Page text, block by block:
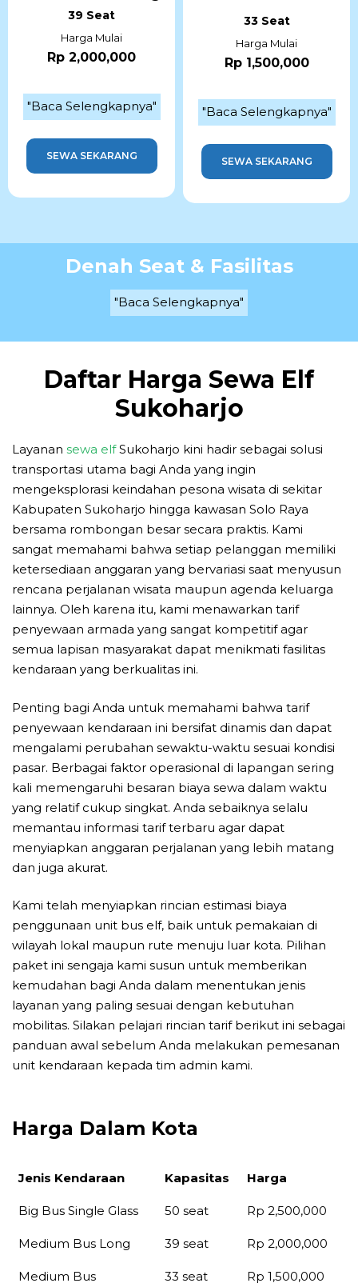
39 Seat
Harga Mulai
Rp 2,000,000
"Baca Selengkapnya"
SEWA SEKARANG
33 Seat
Harga Mulai
Rp 1,500,000
"Baca Selengkapnya"
SEWA SEKARANG
Denah Seat & Fasilitas
"Baca Selengkapnya"
Daftar Harga Sewa Elf
Sukoharjo
Layanan sewa elfSukoharjo kini hadir sebagai solusi
transportasi utama bagi Anda yang ingin
mengeksplorasi keindahan pesona wisata di sekitar
Kabupaten Sukoharjo hingga kawasan Solo Raya
bersama rombongan besar secara praktis. Kami
sangat memahami bahwa setiap pelanggan memiliki
ketersediaan anggaran yang bervariasi saat menyusun
rencana perjalanan wisata maupun agenda keluarga
lainnya. Oleh karena itu, kami menawarkan tarif
penyewaan armada yang sangat kompetitif agar
semua lapisan masyarakat dapat menikmati fasilitas
kendaraan yang berkualitas ini.
Penting bagi Anda untuk memahami bahwa tarif
penyewaan kendaraan ini bersifat dinamis dan dapat
mengalami perubahan sewaktu-waktu sesuai kondisi
pasar. Berbagai faktor operasional di lapangan sering
kali memengaruhi besaran biaya sewa dalam waktu
yang relatif cukup singkat. Anda sebaiknya selalu
memantau informasi tarif terbaru agar dapat
menyiapkan anggaran perjalanan yang lebih matang
dan juga akurat.
Kami telah menyiapkan rincian estimasi biaya
penggunaan unit bus elf, baik untuk pemakaian di
wilayah lokal maupun rute menuju luar kota. Pilihan
paket ini sengaja kami susun untuk memberikan
kemudahan bagi Anda dalam menentukan jenis
layanan yang paling sesuai dengan kebutuhan
mobilitas. Silakan pelajari rincian tarif berikut ini sebagai
panduan awal sebelum Anda melakukan pemesanan
unit kendaraan kepada tim admin kami.
Harga Dalam Kota
Jenis Kendaraan Kapasitas
Harga
Jenis Kendaraan
Kapasitas Harga
Big Bus Single Glass 50 seat Rp 2,500,000
Medium Bus Long 39 seat Rp 2,000,000
Medium Bus 33 seat Rp 1,500,000